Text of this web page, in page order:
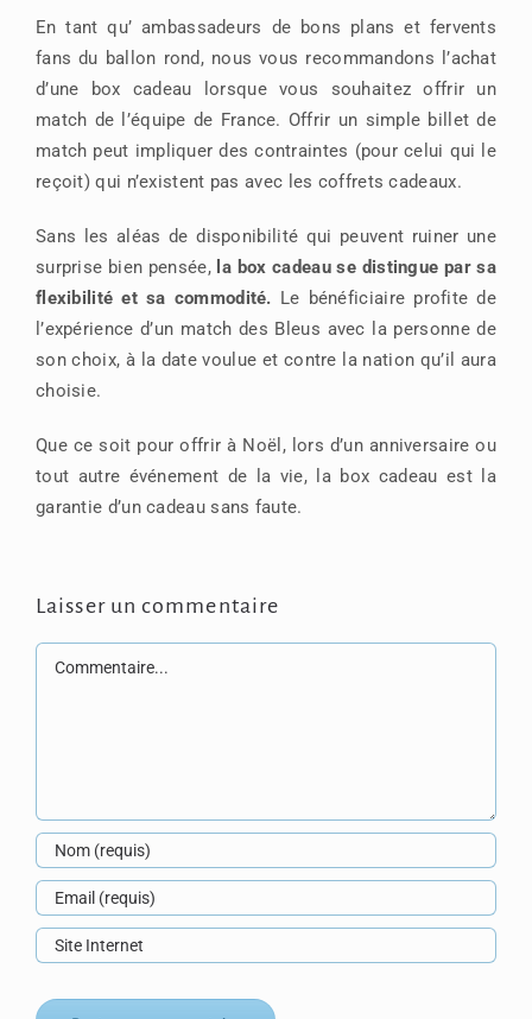
En tant qu’ ambassadeurs de bons plans et fervents
fans du ballon rond, nous vous recommandons l’achat
d’une box cadeau lorsque vous souhaitez offrir un
match de l’équipe de France. Offrir un simple billet de
match peut impliquer des contraintes (pour celui qui le
reçoit) qui n’existent pas avec les coffrets cadeaux.
Sans les aléas de disponibilité qui peuvent ruiner une
surprise bien pensée, la box cadeau se distingue par sa
flexibilité et sa commodité. Le bénéficiaire profite de
l’expérience d’un match des Bleus avec la personne de
son choix, à la date voulue et contre la nation qu’il aura
choisie.
Que ce soit pour offrir à Noël, lors d’un anniversaire ou
tout autre événement de la vie, la box cadeau est la
garantie d’un cadeau sans faute.
Laisser un commentaire
Commentaire